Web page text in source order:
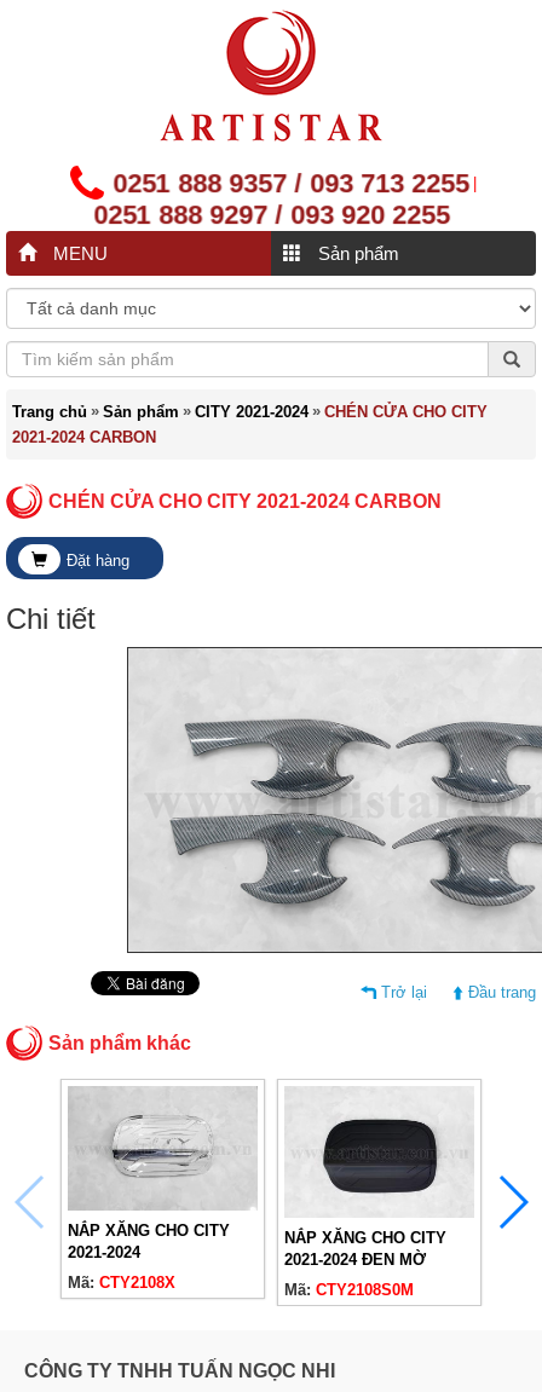
0251 888 9357 / 093 713 2255|
0251 888 9297 / 093 920 2255
MENU Sản phẩm
Trang chủ » Sản phẩm » CITY 2021-2024 » CHÉN CỬA CHO CITY
2021-2024 CARBON
CHÉN CỬA CHO CITY 2021-2024 CARBON
Đặt hàng
Chi tiết
Trở lại Đầu trang
Sản phẩm khác
NẮP XĂNG CHO CITY
2021-2024
Mã: CTY2108X
NẮP XĂNG CHO CITY
2021-2024 ĐEN MỜ
Mã: CTY2108S0M
CÔNG TY TNHH TUẤN NGỌC NHI